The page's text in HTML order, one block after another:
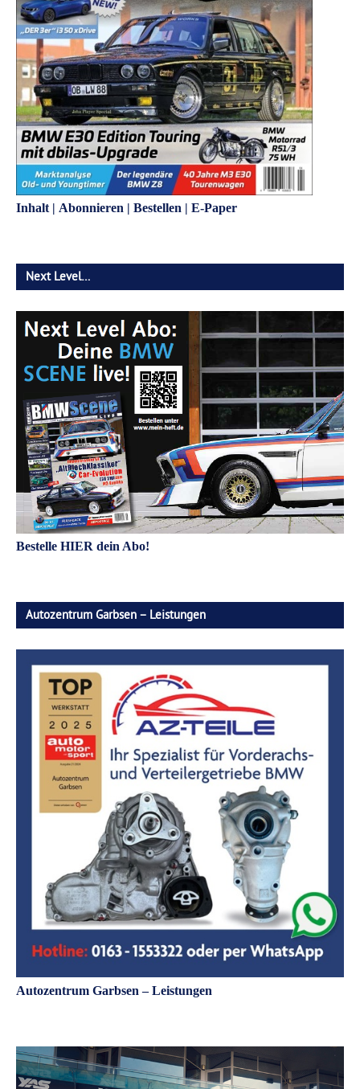
Inhalt | Abonnieren | Bestellen | E-Paper
Next Level…
Bestelle HIER dein Abo!
Autozentrum Garbsen – Leistungen
Autozentrum Garbsen – Leistungen